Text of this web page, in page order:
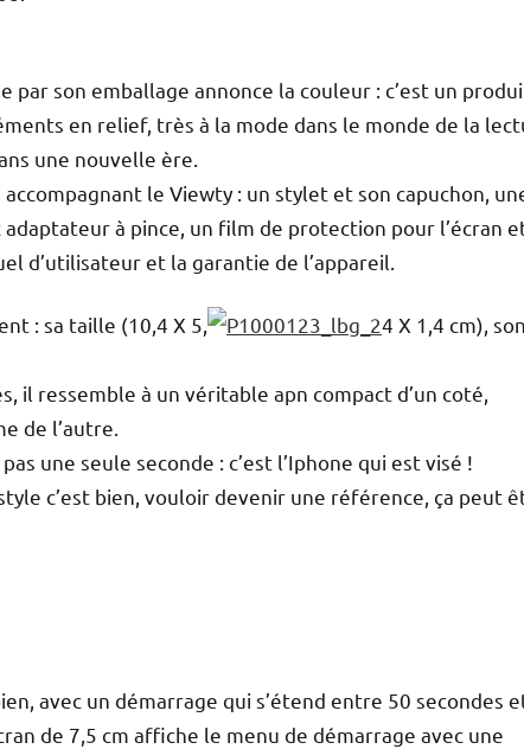
par son emballage annonce la couleur : c’est un
en relief, très à la mode dans le monde de la
une nouvelle ère.
le Viewty : un stylet et son capuchon,
à pince, un film de protection pour l’écran
d’utilisateur et la garantie de l’appareil.
: sa taille (10,4 X 5,
4 X 1,4 cm), son
il ressemble à un véritable apn compact d’un coté,
de l’autre.
une seule seconde : c’est l’Iphone qui est visé !
c’est bien, vouloir devenir une référence, ça peut
avec un démarrage qui s’étend entre 50 secondes
de 7,5 cm affiche le menu de démarrage avec une